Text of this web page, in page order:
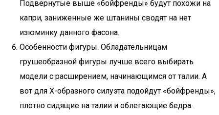
Подвернутые выше «бойфренды» будут похожи на
капри, заниженные же штанины сводят на нет
изюминку данного фасона.
Особенности фигуры. Обладательницам
грушеобразной фигуры лучше всего выбирать
модели с расширением, начинающимся от талии. А
вот для Х-образного силуэта подойдут «бойфренды»,
плотно сидящие на талии и облегающие бедра.